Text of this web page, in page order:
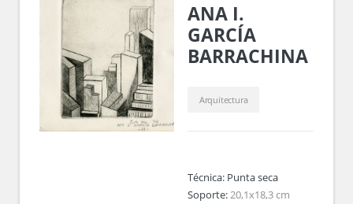
ANA I.
GARCÍA
BARRACHINA
Arquitectura
Técnica: Punta seca
Soporte:20,1x18,3 cm